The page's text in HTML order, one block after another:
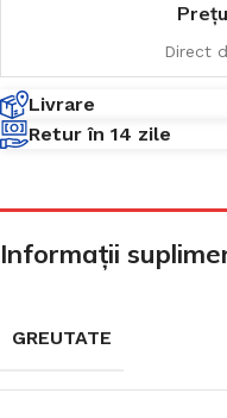
Direct
Livrare
Retur în 14 zile
Informații
GREUTATE